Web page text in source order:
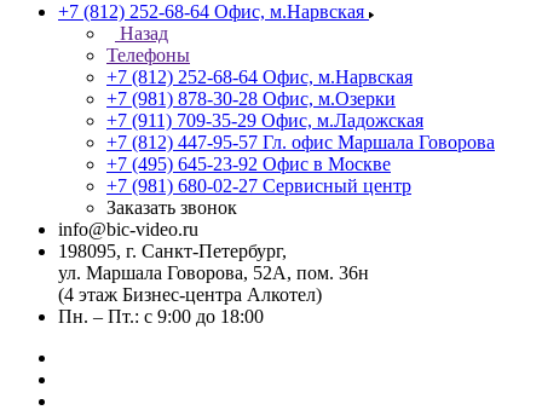
+7 (812) 252-68-64 Офис, м.Нарвская
Назад
Телефоны
+7 (812) 252-68-64 Офис, м.Нарвская
+7 (981) 878-30-28 Офис, м.Озерки
+7 (911) 709-35-29 Офис, м.Ладожская
+7 (812) 447-95-57 Гл. офис Маршала Говорова
+7 (495) 645-23-92 Офис в Москве
+7 (981) 680-02-27 Сервисный центр
Заказать звонок
info@bic-video.ru
198095, г. Санкт-Петербург,
ул. Маршала Говорова, 52А, пом. 36н
(4 этаж Бизнес-центра Алкотел)
Пн. – Пт.: с 9:00 до 18:00